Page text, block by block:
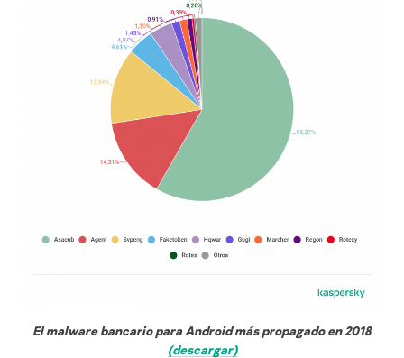
El malware bancario para Android más propagado en 2018
(descargar)